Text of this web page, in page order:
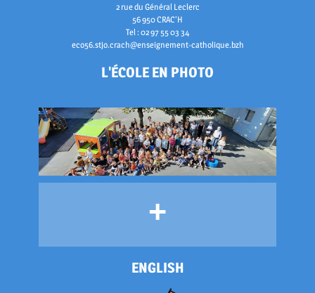
2 rue du Général Leclerc
56 950 CRAC'H
Tel : 02 97 55 03 34
eco56.stjo.crach@enseignement-catholique.bzh
L'ÉCOLE EN PHOTO
+
ENGLISH